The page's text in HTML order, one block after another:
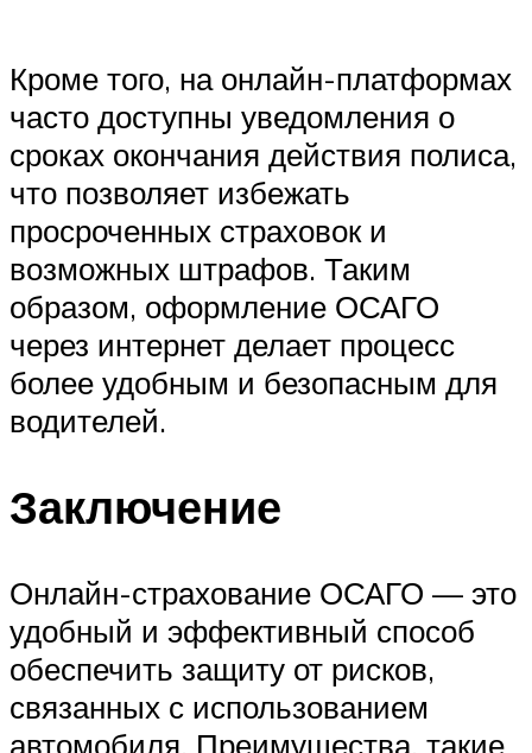
Кроме того, на онлайн-платформах
часто доступны уведомления о
сроках окончания действия полиса,
что позволяет избежать
просроченных страховок и
возможных штрафов. Таким
образом, оформление ОСАГО
через интернет делает процесс
более удобным и безопасным для
водителей.
Заключение
Онлайн-страхование ОСАГО — это
удобный и эффективный способ
обеспечить защиту от рисков,
связанных с использованием
автомобиля. Преимущества, такие